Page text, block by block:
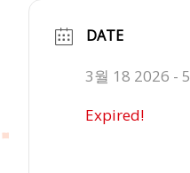
DATE
3월 18 2026 -
Expired!